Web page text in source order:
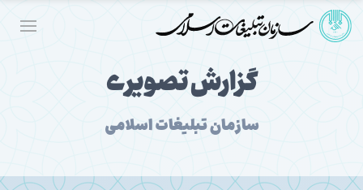
گزارش تصویری
سازمان تبلیغات اسلامی